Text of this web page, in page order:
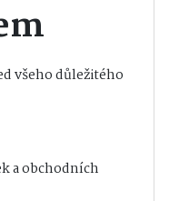
všeho důležitého
a obchodních